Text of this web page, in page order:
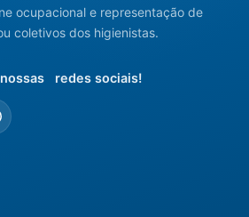
ocupacional e representação de
coletivos dos higienistas.
redes sociais!